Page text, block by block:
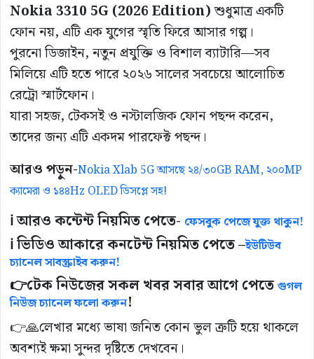
Nokia 3310 5G (2026 Edition)শুধুমাত্র একটি
ফোন নয়, এটি এক যুগের স্মৃতি ফিরে আসার গল্প।
পুরনো ডিজাইন, নতুন প্রযুক্তি ও বিশাল ব্যাটারি—সব
মিলিয়ে এটি হতে পারে ২০২৬ সালের সবচেয়ে আলোচিত
রেট্রো স্মার্টফোন।
যারা সহজ, টেকসই ও নস্টালজিক ফোন পছন্দ করেন,
তাদের জন্য এটি একদম পারফেক্ট পছন্দ।
আরও পড়ুন-Nokia Xlab 5G আসছে ২৪/৩০GB RAM, ২০০MP
ক্যামেরা ও ১৪৪Hz OLED ডিসপ্লে সহ!
ℹ️ আরও কন্টেন্ট নিয়মিত পেতে- ফেসবুক পেজে যুক্ত থাকুন!
ℹ️ ভিডিও আকারে কনটেন্ট নিয়মিত পেতে –ইউটিউব
চ্যানেল সাবস্ক্রাইব করুন!
👉টেক নিউজের সকল খবর সবার আগে পেতেগুগল
নিউজ চ্যানেল ফলো করুন!
👉🙏লেখার মধ্যে ভাষা জনিত কোন ভুল ত্রুটি হয়ে থাকলে
অবশ্যই ক্ষমা সুন্দর দৃষ্টিতে দেখবেন।